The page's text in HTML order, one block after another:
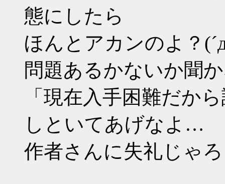
態にしたら
ほんとアカンのよ？
問題あるかないか聞
「現在入手困難だか
しといてあげなよ…
作者さんに失礼じゃ